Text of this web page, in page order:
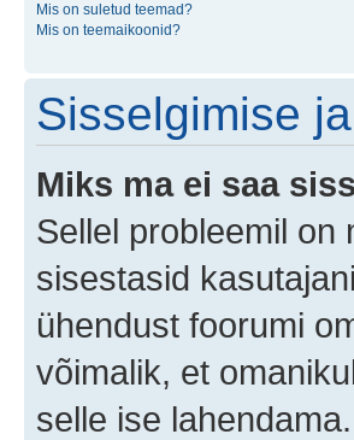
Mis on suletud teemad?
Mis on teemaikoonid?
Sisselgimise
Miks ma ei saa
Sellel probleemil on
sisestasid
ühendust foorumi
võimalik, et
selle ise lahendama.